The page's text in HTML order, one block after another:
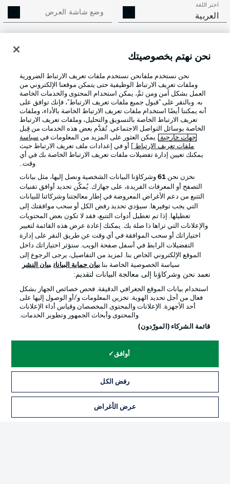
اختر اللغة
العربية وضع شاشة العرض
تسجيل الدخول
Football as it's meant to be
تطبيق الدوري الألماني
Official Partners
إدارة التفضيلات بيان الخصوصية
القنوات الناقلة
نحن نهتم بخصوصيتك
نحن نستخدم ملفانحن نستخدم ملفات تعريف الارتباط الضرورية
وملفات تعريف الارتباط الوظيفية حتى يتمكن موقعنا الإلكتروني من
العمل بشكل آمن ومن ثمَّ، يمكن استخدام المحتوى والخدمات الخاصة
به. وبالنقر على "قبول جميع ملفات تعريف الارتباط"، فإنك توافق على
أنه يمكننا أيضًا استخدام ملفات تعريف الارتباط الخاصة بالأداء، وملفات
تعريف الارتباط الخاصة بالتسويق والتحليل، وملفات تعريف الارتباط
الخاصة بوسائل التواصل الاجتماعي. تُقدَّم بعض هذه الخدمات من قِبل
جهات خارجية . يمكن العثور على المزيد من المعلومات في سياسة
ملفات تعريف الارتباط
] أو في إعدادات ملف تعريف الارتباط حيث
يمكنك تعيين إدارة تفضيلات ملفات تعريف الارتباط الخاصة بك في أي
وقت..
نخزن نحن 61وشركاؤنا البيانات الشخصية ونصل إليها، مثل بيانات
التصفح أو المعرفات الفريدة، على جهازك. يُمكّن تحديد أوافق تقنيات
التتبع من دعم الأغراض المعروضة في إطار معالجتنا وشركائنا للبيانات
التي يجب توفيرها. سيؤدي تحديد رفض الكل أو سحب موافقتك إلى
تعطيلها. إذا تم تعطيل أدوات التتبع، فقد لا تكون بعض المحتويات
والإعلانات التي تراها ذا صلة بك. يمكنك إعادة عرض هذه القائمة لتغيير
اختياراتك أو سحب الموافقة في أي وقت عن طريق النقر على إدارة
التفضيلات الرابط في أسفل صفحة الويب. ستؤثر اختياراتك داخل
الموقع الإلكتروني الخاص بنا. لمزيد من التفاصيل، يرجى الرجوع إلى
سياسة الخصوصية الخاصة بنا.بيان حماية البيانات بيان النشر
نعمد نحن وشركاؤنا إلى معالجة البيانات لتقديم:
استخدام بيانات الموقع الجغرافي الدقيقة. فحص خصائص الجهاز بشكل
فعال من أجل تحديد الهوية. تخزين المعلومات و/أو الوصول إليها على
أحد الأجهزة. الإعلانات والمحتوى المخصصان وقياس أداء الإعلانات
والمحتوى وأبحاث الجمهور وتطوير الخدمات.
قائمة الشركاء (المورّدون)
أوافق
رفض الكل
عرض الأغراض